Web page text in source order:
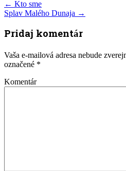
← Kto sme
Splav Malého Dunaja →
Pridaj komentár
Vaša e-mailová adresa nebude
označené *
Komentár